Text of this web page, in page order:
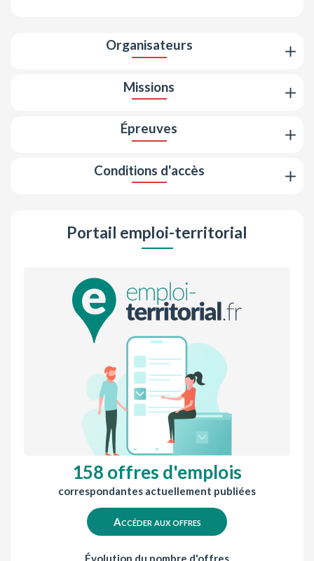
Organisateurs
Missions
Épreuves
Conditions d'accès
Portail emploi-territorial
158 offres d'emplois
correspondantes actuellement publiées
Accéder aux offres
Évolution du nombre d'offres